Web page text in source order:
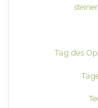
Tag des